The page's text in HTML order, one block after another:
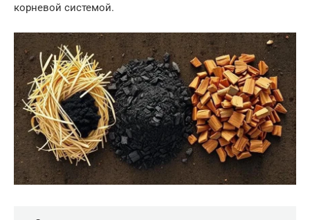
корневой системой.